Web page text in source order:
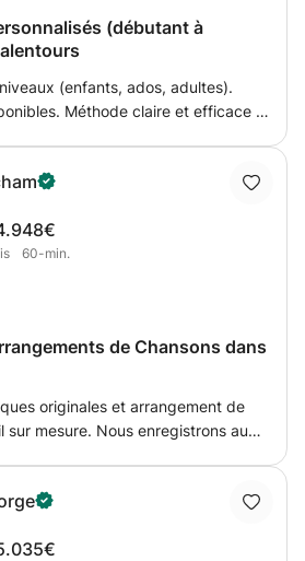
d'âge, tant que la volonté et
(débutant à
(enfants, ados, adultes).
Méthode claire et efficace :
de l’improvisation (jazz, pop,
adapté à votre niveau et à vos
ou à domicile (selon la zone).
48€
60-min.
de Chansons dans
originales et arrangement de
enregistrons au
HipHop etc.
35€